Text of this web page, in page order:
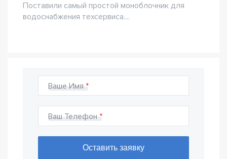
Поставили самый простой моноблочник для
водоснабжения техсервиса....
Ваше Имя
Ваш Телефон